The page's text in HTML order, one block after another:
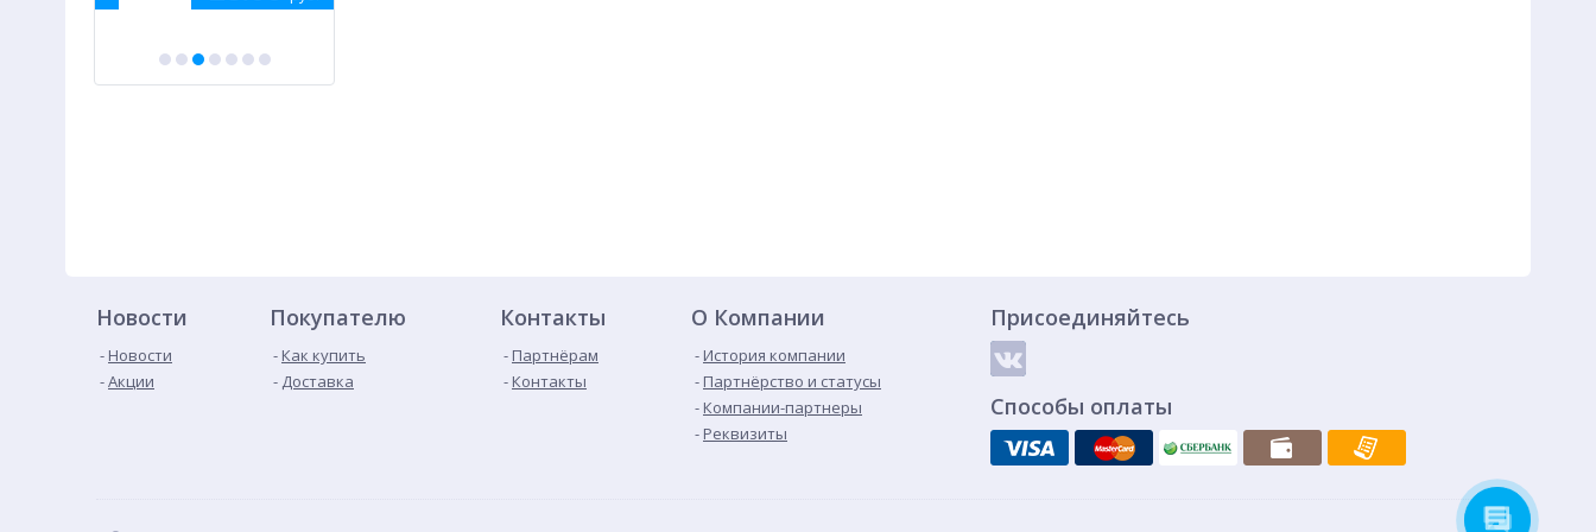
Новости
Новости
Акции
Покупателю
Как купить
Доставка
Контакты
Партнёрам
Контакты
О Компании
История компании
Партнёрство и статусы
Компании-партнеры
Реквизиты
Присоединяйтесь
Способы оплаты